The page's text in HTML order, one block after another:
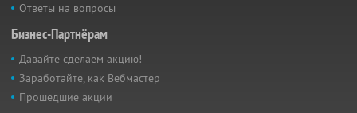
Ответы на вопросы
Бизнес-Партнёрам
Давайте сделаем акцию!
Заработайте, как Вебмастер
Прошедшие акции